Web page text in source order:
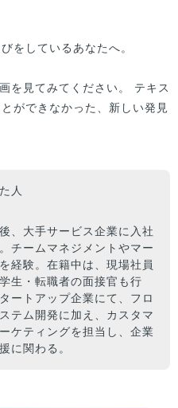
をしているあなたへ。
を見てみてください。 テキス
ができなかった、新しい発見
人
、大手サービス企業に入社
チームマネジメントやマー
経験。在籍中は、現場社員
生・転職者の面接官も行
ートアップ企業にて、フロ
テム開発に加え、カスタマ
ケティングを担当し、企業
に関わる。